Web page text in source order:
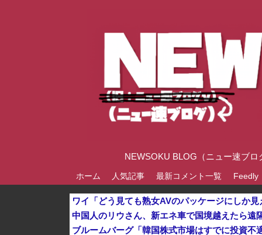
NEWSOKU BLOG（ニュー速ブ
ホーム 人気記事 最新コメント一覧 Feedly
ワイ「どう見ても熟女AVのパッケージにしか見
中国人のリウさん、新エネ車で国境越えたら遠